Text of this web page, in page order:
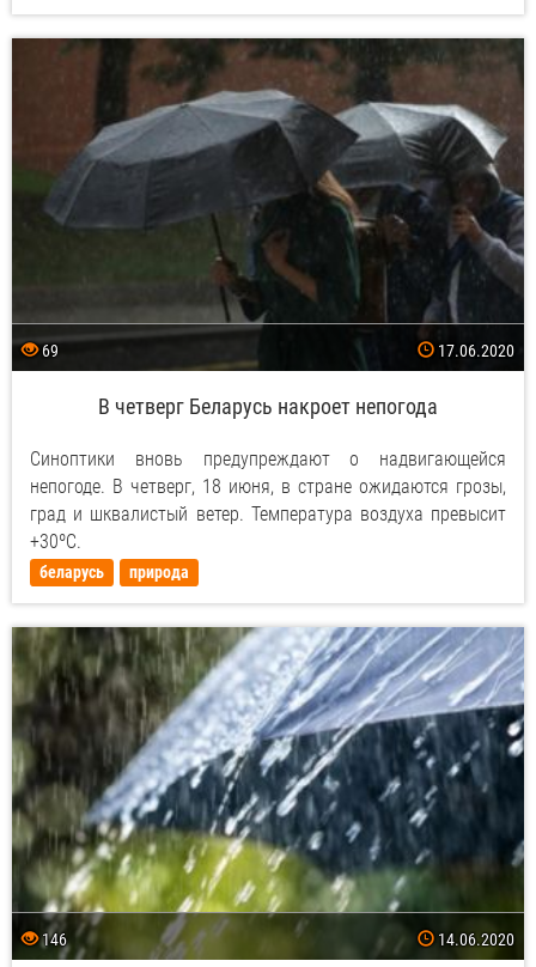
69 17.06.2020
В четверг Беларусь накроет непогода
Синоптики вновь предупреждают о надвигающейся
непогоде. В четверг, 18 июня, в стране ожидаются грозы,
град и шквалистый ветер. Температура воздуха превысит
+30ºС.
беларусь природа
146 14.06.2020